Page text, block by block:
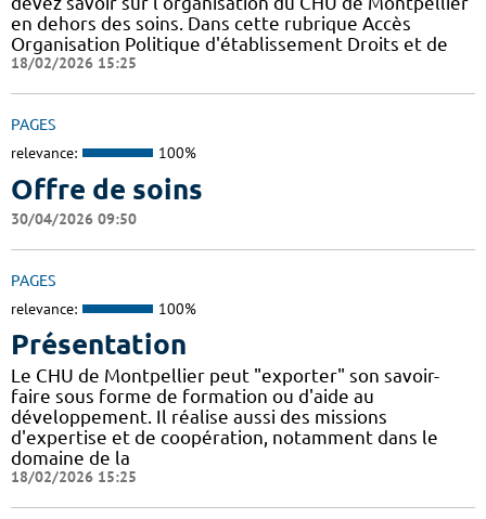
en dehors des soins. Dans cette rubrique Accès
Organisation Politique d'établissement Droits et de
18/02/2026 15:25
PAGES
relevance: 100%
Offre de soins
30/04/2026 09:50
PAGES
relevance: 100%
Présentation
Le CHU de Montpellier peut "exporter" son savoir-
faire sous forme de formation ou d'aide au
développement. Il réalise aussi des missions
d'expertise et de coopération, notamment dans le
domaine de la
18/02/2026 15:25